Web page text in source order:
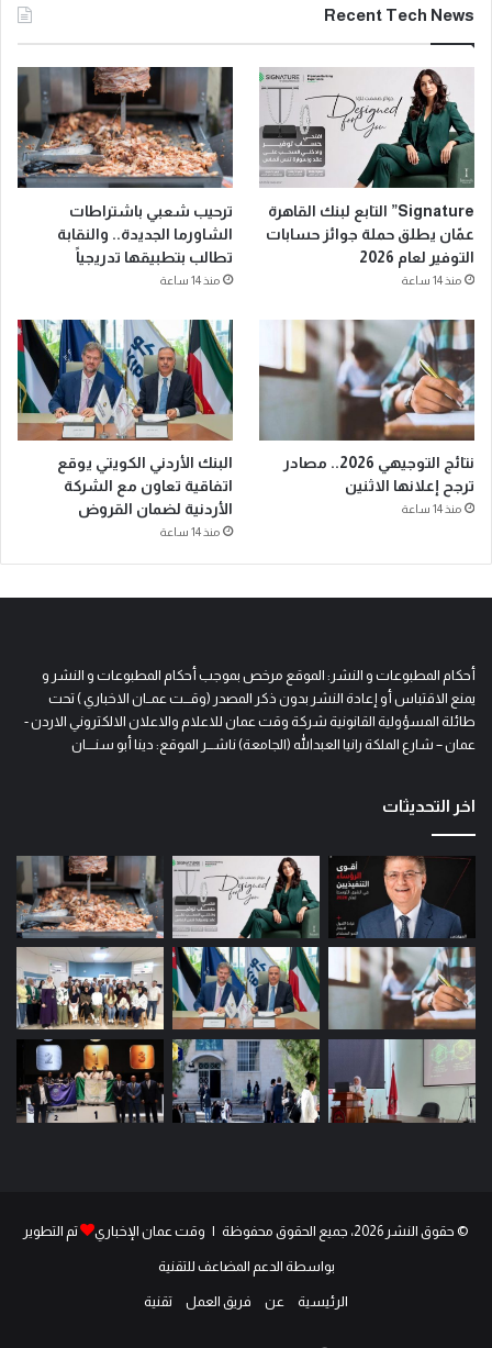
Recent Tech News
Signature” التابع لبنك القاهرة
عمّان يطلق حملة جوائز حسابات
التوفير لعام 2026
منذ 14 ساعة
ترحيب شعبي باشتراطات
الشاورما الجديدة.. والنقابة
تطالب بتطبيقها تدريجياً
منذ 14 ساعة
نتائج التوجيهي 2026.. مصادر
ترجح إعلانها الاثنين
منذ 14 ساعة
البنك الأردني الكويتي يوقع
اتفاقية تعاون مع الشركة
الأردنية لضمان القروض
منذ 14 ساعة
أحكام المطبوعات و النشر: الموقع مرخص بموجب أحكام المطبوعات و النشر و
يمنع الاقتباس أو إعادة النشر بدون ذكر المصدر (وقـــت عمــان الاخباري ) تحت
طائلة المسؤولية القانونية شركة وقت عمان للاعلام والاعلان الالكتروني الاردن -
عمان – شارع الملكة رانيا العبدالله (الجامعة) ناشـــر الموقع: دينا أبو سنــــان
اخر التحديثات
© حقوق النشر 2026، جميع الحقوق محفوظة | وقت عمان الإخباري تم التطوير
بواسطة الدعم المضاعف للتقنية
الرئيسية عن فريق العمل تقنية